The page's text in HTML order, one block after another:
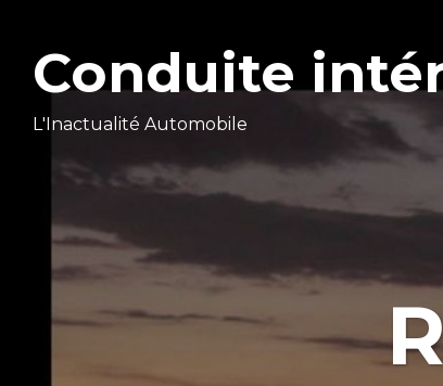
Conduite
L'Inactualité Automobile